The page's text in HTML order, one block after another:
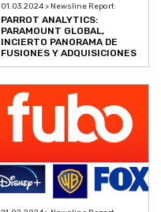
01.03.2024 > Newsline Report
PARROT ANALYTICS:
PARAMOUNT GLOBAL,
INCIERTO PANORAMA DE
FUSIONES Y ADQUISICIONES